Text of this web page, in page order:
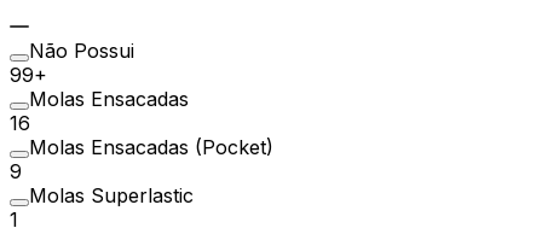
Não Possui
99+
Molas Ensacadas
16
Molas Ensacadas (Pocket)
9
Molas Superlastic
1